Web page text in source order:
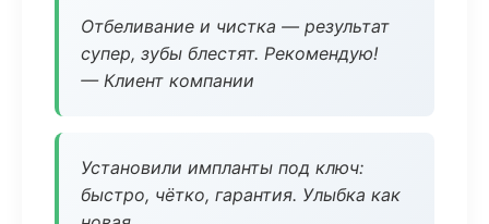
Отбеливание и чистка — результат
супер, зубы блестят. Рекомендую!
— Клиент компании
Установили импланты под ключ:
быстро, чётко, гарантия. Улыбка как